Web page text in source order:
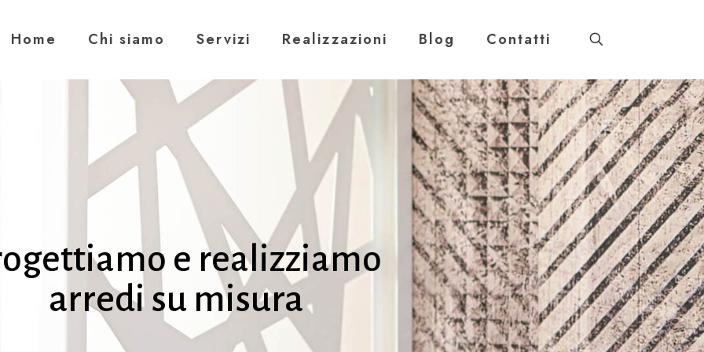
Home Chi siamo Servizi Realizzazioni Blog Contatti
e realizziamo
arredi su misura